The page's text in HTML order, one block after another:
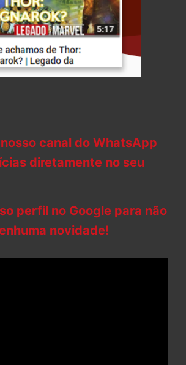
canal do WhatsApp
diretamente no seu
perfil no Google para não
novidade!